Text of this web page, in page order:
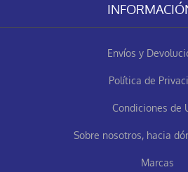
Envíos y
Política de
Condiciones de
Sobre nosotros, hacia
Marcas